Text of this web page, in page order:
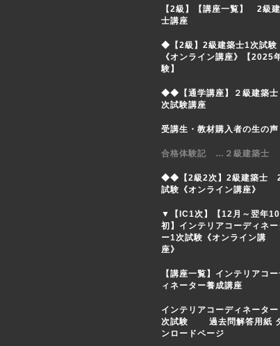
【2級】【講座一覧】 2級
士講座
◆【2級】2級建築士1次試
《オンライン講座》【2025
験】
◆◆【通学講座】２級建築士
次試験講座
受講生・教材購入者の生の声
合格体験記 …２級建築士
◆◆【2級2次】2級建築士
試験《オンライン講座》
▼【IC1次】【12月～翌年10
初】インテリアコーディネー
ー1次試験《オンライン講
座》
【講座一覧】インテリアコ
ィネーター養成講座
インテリアコーディネータ
次試験 過去問解答用紙
ンロードページ